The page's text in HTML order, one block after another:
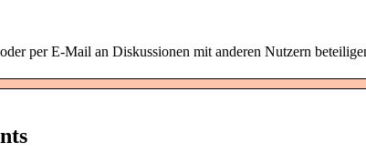
per E-Mail an Diskussionen mit anderen Nutzern